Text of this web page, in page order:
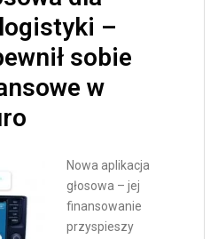
–
sobie
w
Nowa aplikacja
głosowa – jej
finansowanie
przyspieszy